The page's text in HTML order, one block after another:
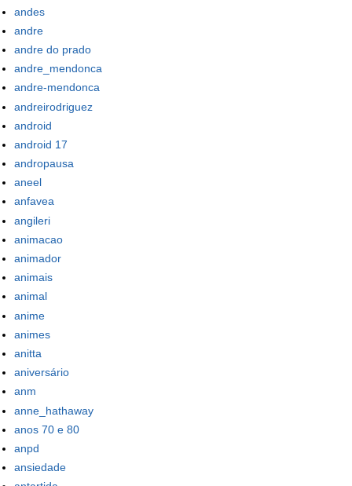
andes
andre
andre do prado
andre_mendonca
andre-mendonca
andreirodriguez
android
android 17
andropausa
aneel
anfavea
angileri
animacao
animador
animais
animal
anime
animes
anitta
aniversário
anm
anne_hathaway
anos 70 e 80
anpd
ansiedade